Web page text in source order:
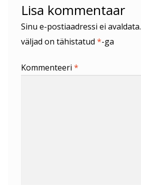
Lisa kommentaar
Sinu e-postiaadressi ei avaldata.
väljad on tähistatud *-ga
Kommenteeri *